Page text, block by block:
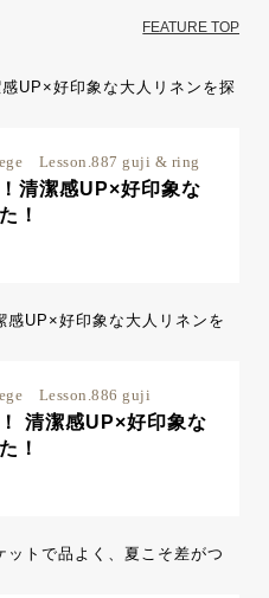
FEATURE TOP
Lesson.887 guji & ring
清潔感UP×好印象な
！
Lesson.886 guji
清潔感UP×好印象な
！